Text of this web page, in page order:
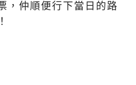
，仲順便行下當日的路